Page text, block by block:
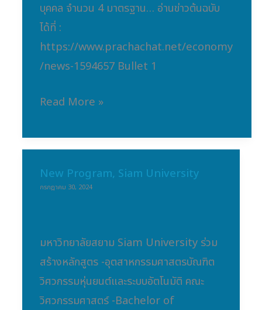
บุคคล จำนวน 4 มาตรฐาน… อ่านข่าวต้นฉบับ
ได้ที่ :
https://www.prachachat.net/economy
/news-1594657 Bullet 1
Read More »
New Program, Siam University
กรกฎาคม 30, 2024
มหาวิทยาลัยสยาม Siam University ร่วม
สร้างหลักสูตร -อุตสาหกรรมศาสตรบัณฑิต
วิศวกรรมหุ่นยนต์และระบบอัตโนมัติ คณะ
วิศวกรรมศาสตร์ -Bachelor of
New
Program,
University